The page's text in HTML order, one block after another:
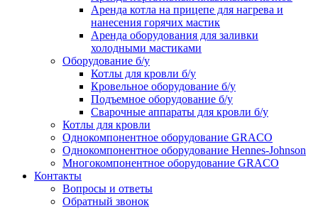
Аренда котла на прицепе для нагрева и
нанесения горячих мастик
Аренда оборудования для заливки
холодными мастиками
Оборудование б/у
Котлы для кровли б/у
Кровельное оборудование б/у
Подъемное оборудование б/у
Сварочные аппараты для кровли б/у
Котлы для кровли
Однокомпонентное оборудование GRACO
Однокомпонентное оборудование Hennes-Johnson
Многокомпонентное оборудование GRACO
Контакты
Вопросы и ответы
Обратный звонок